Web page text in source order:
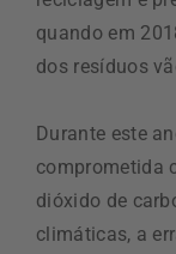
quando em
dos resíduos
Durante este
comprometida
dióxido de
climáticas, a